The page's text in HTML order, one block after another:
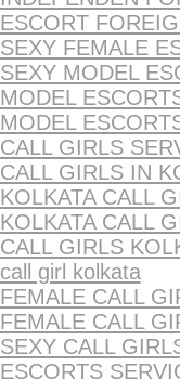
ESCORT
SEXY FEMALE
SEXY MODEL
MODEL
MODEL
CALL GIRLS
CALL GIRLS IN
KOLKATA CALL
KOLKATA CALL
CALL GIRLS
call girl kolkata
FEMALE CALL
FEMALE CALL
SEXY CALL
ESCORTS